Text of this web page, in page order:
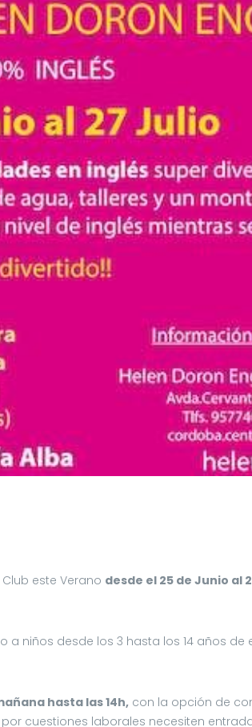
Club este Verano desde el 25 de Junio al
a niños desde los 3 hasta los 14 años de
hasta las 14h, con la opción de
cuestiones laborales necesiten